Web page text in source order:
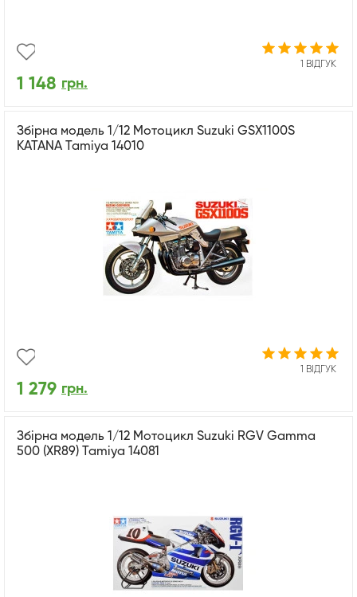
1 ВІДГУК
1 148 грн.
Збірна модель 1/12 Мотоцикл Suzuki GSX1100S
KATANA Tamiya 14010
1 ВІДГУК
1 279 грн.
Збірна модель 1/12 Мотоцикл Suzuki RGV Gamma
500 (XR89) Tamiya 14081